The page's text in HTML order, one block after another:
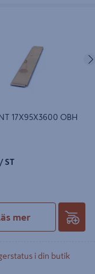
17X95X3600 OBH
/ ST
mer
i din butik